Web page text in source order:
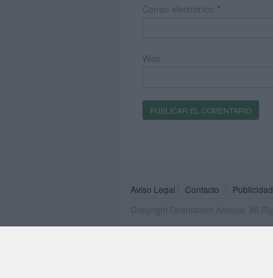
Correo electrónico *
Web
Aviso Legal Contacto Publicidad